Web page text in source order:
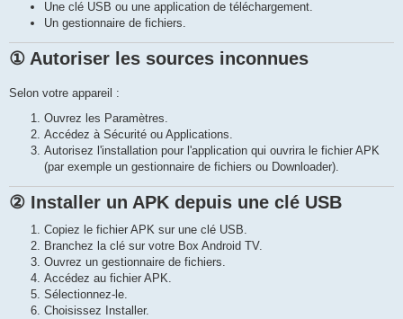
Une clé USB ou une application de téléchargement.
Un gestionnaire de fichiers.
① Autoriser les sources inconnues
Selon votre appareil :
Ouvrez les Paramètres.
Accédez à Sécurité ou Applications.
Autorisez l'installation pour l'application qui ouvrira le fichier APK
(par exemple un gestionnaire de fichiers ou Downloader).
② Installer un APK depuis une clé USB
Copiez le fichier APK sur une clé USB.
Branchez la clé sur votre Box Android TV.
Ouvrez un gestionnaire de fichiers.
Accédez au fichier APK.
Sélectionnez-le.
Choisissez Installer.